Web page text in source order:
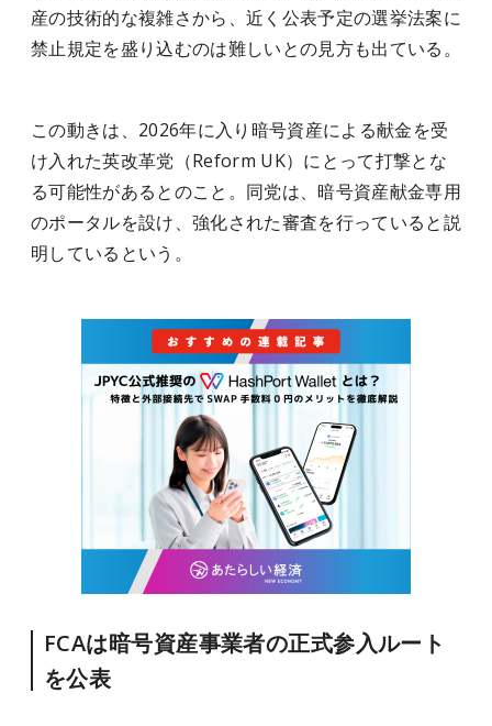
産の技術的な複雑さから、近く公表予定の選挙法案に
禁止規定を盛り込むのは難しいとの見方も出ている。
この動きは、2026年に入り暗号資産による献金を受
け入れた英改革党（Reform UK）にとって打撃とな
る可能性があるとのこと。同党は、暗号資産献金専用
のポータルを設け、強化された審査を行っていると説
明しているという。
FCAは暗号資産事業者の正式参入ルート
を公表